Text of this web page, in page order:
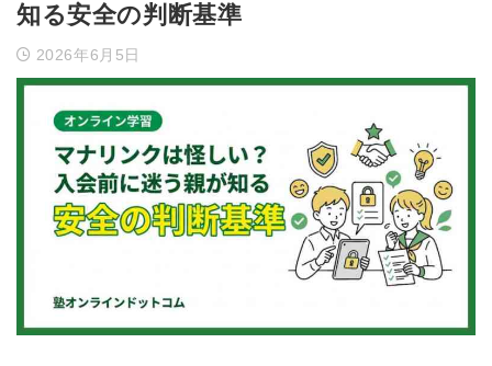
知る安全の判断基準
2026年6月5日